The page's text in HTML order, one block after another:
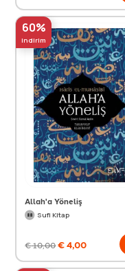
60%
indirim
Allah'a Yöneliş
Sufi Kitap
€10,00€4,00